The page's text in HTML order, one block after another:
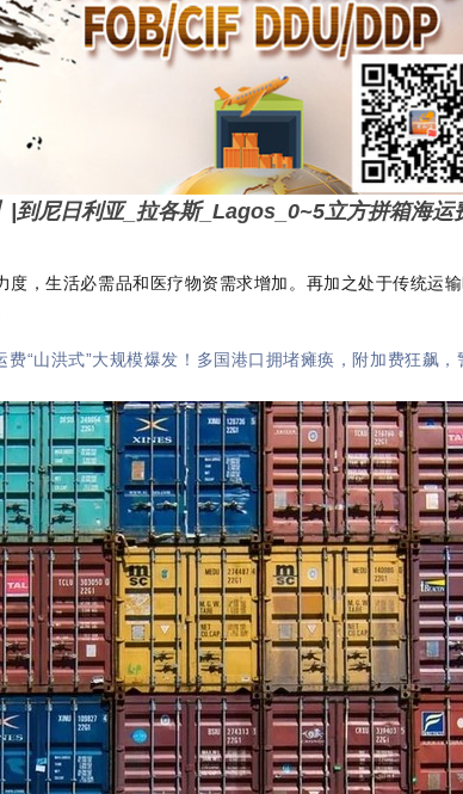
|到尼日利亚_拉各斯_Lagos_0~5立方拼箱海
，生活必需品和医疗物资需求增加。再加之处于传统运
“山洪式”大规模爆发！多国港口拥堵瘫痪，附加费狂飙